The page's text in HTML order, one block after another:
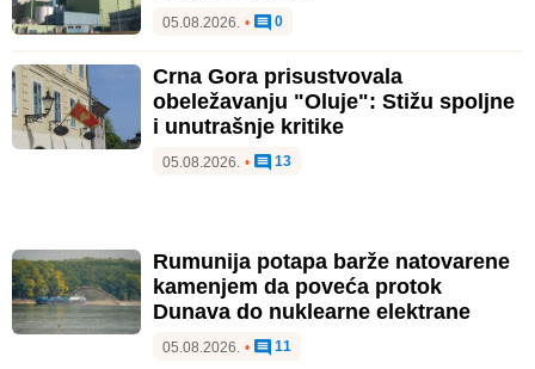
05.08.2026. • 0
Crna Gora prisustvovala
obeležavanju "Oluje": Stižu spoljne
i unutrašnje kritike
05.08.2026. • 13
Rumunija potapa barže natovarene
kamenjem da poveća protok
Dunava do nuklearne elektrane
05.08.2026. • 11